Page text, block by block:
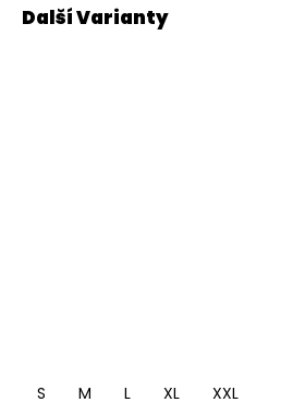
S M L XL XXL